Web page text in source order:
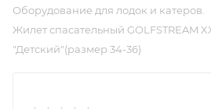
Оборудование для лодок и катеров.
Жилет спасательный GOLFSTREAM
"Детский"(размер 34-36)